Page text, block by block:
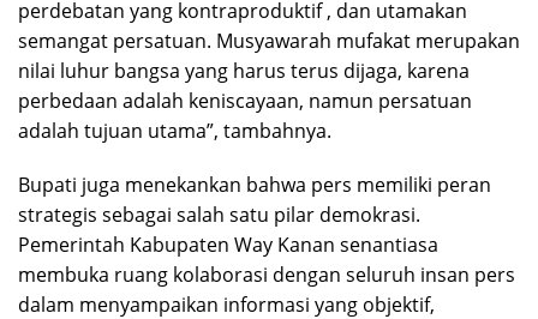
perdebatan yang kontraproduktif , dan utamakan
semangat persatuan. Musyawarah mufakat merupakan
nilai luhur bangsa yang harus terus dijaga, karena
perbedaan adalah keniscayaan, namun persatuan
adalah tujuan utama”, tambahnya.
Bupati juga menekankan bahwa pers memiliki peran
strategis sebagai salah satu pilar demokrasi.
Pemerintah Kabupaten Way Kanan senantiasa
membuka ruang kolaborasi dengan seluruh insan pers
dalam menyampaikan informasi yang objektif,